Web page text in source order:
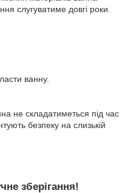
слугуватиме довгі роки.
ванну.
не складатиметься під час
безпеку на слизькій
зберігання!